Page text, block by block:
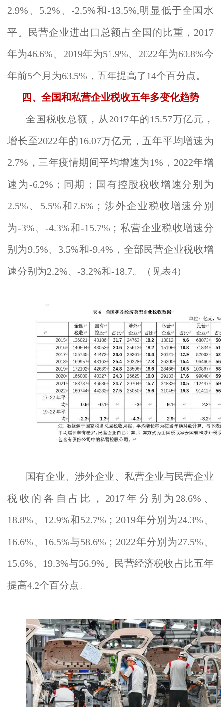
2.9%、5.2%、-2.5%和-13.5%,明显低于全国水
平。民营企业进出口总额占全国的比重，2017
年为46.6%、2019年为51.9%、2022年为60.8%今
年前5个月为63.5%，五年提高了14个百分点。
四、全国和私营企业税收五年多变化趋势
全国税收总额，从2017年的15.57万亿元，
增长至2022年的16.07万亿元，五年平均增速为
2.7%，三年疫情期间平均增速为1%，2022年增
速为-6.2%；同期；国有控股税收增速分别为
2.5%、5.5%和7.6%；涉外企业税收增速分别
为-3%、-4.3%和-15.7%；私营企业税收增速分
别为9.5%、3.5%和-9.4%，全部民营企业税收增
速分别为2.2%、-3.2%和-18.7。（见表4）
国有企业、涉外企业、私营企业与民营企业
税收的各自占比，2017年分别为28.6%、
18.8%、12.9%和52.7%；2019年分别为24.3%、
16.6%、16.5%与58.6%；2022年分别为27.5%、
15.6%、19.3%与56.9%。民营经济税收占比五年
提高4.2个百分点。